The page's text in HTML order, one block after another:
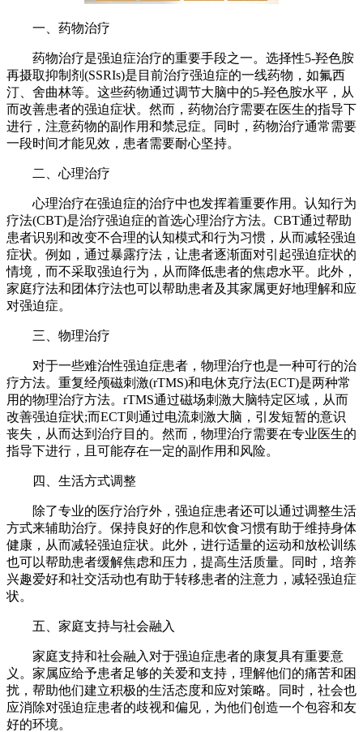
一、药物治疗
药物治疗是强迫症治疗的重要手段之一。选择性5-羟色胺
再摄取抑制剂(SSRIs)是目前治疗强迫症的一线药物，如氟西
汀、舍曲林等。这些药物通过调节大脑中的5-羟色胺水平，从
而改善患者的强迫症状。然而，药物治疗需要在医生的指导下
进行，注意药物的副作用和禁忌症。同时，药物治疗通常需要
一段时间才能见效，患者需要耐心坚持。
二、心理治疗
心理治疗在强迫症的治疗中也发挥着重要作用。认知行为
疗法(CBT)是治疗强迫症的首选心理治疗方法。CBT通过帮助
患者识别和改变不合理的认知模式和行为习惯，从而减轻强迫
症状。例如，通过暴露疗法，让患者逐渐面对引起强迫症状的
情境，而不采取强迫行为，从而降低患者的焦虑水平。此外，
家庭疗法和团体疗法也可以帮助患者及其家属更好地理解和应
对强迫症。
三、物理治疗
对于一些难治性强迫症患者，物理治疗也是一种可行的治
疗方法。重复经颅磁刺激(rTMS)和电休克疗法(ECT)是两种常
用的物理治疗方法。rTMS通过磁场刺激大脑特定区域，从而
改善强迫症状;而ECT则通过电流刺激大脑，引发短暂的意识
丧失，从而达到治疗目的。然而，物理治疗需要在专业医生的
指导下进行，且可能存在一定的副作用和风险。
四、生活方式调整
除了专业的医疗治疗外，强迫症患者还可以通过调整生活
方式来辅助治疗。保持良好的作息和饮食习惯有助于维持身体
健康，从而减轻强迫症状。此外，进行适量的运动和放松训练
也可以帮助患者缓解焦虑和压力，提高生活质量。同时，培养
兴趣爱好和社交活动也有助于转移患者的注意力，减轻强迫症
状。
五、家庭支持与社会融入
家庭支持和社会融入对于强迫症患者的康复具有重要意
义。家属应给予患者足够的关爱和支持，理解他们的痛苦和困
扰，帮助他们建立积极的生活态度和应对策略。同时，社会也
应消除对强迫症患者的歧视和偏见，为他们创造一个包容和友
好的环境。